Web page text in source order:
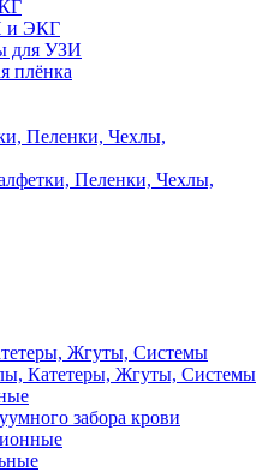
и ЭКГ
для УЗИ
плёнка
Пеленки, Чехлы,
Пеленки, Чехлы,
Жгуты, Системы
Катетеры, Жгуты, Системы
забора крови